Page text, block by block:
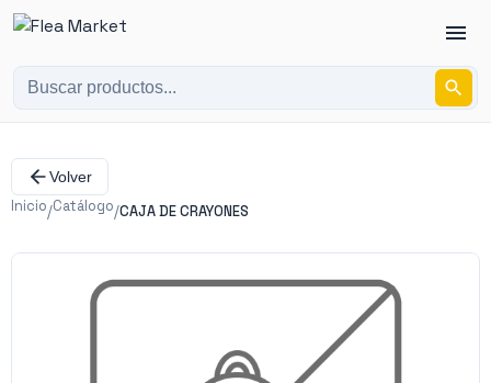
Volver
Inicio/Catálogo/CAJA DE CRAYONES